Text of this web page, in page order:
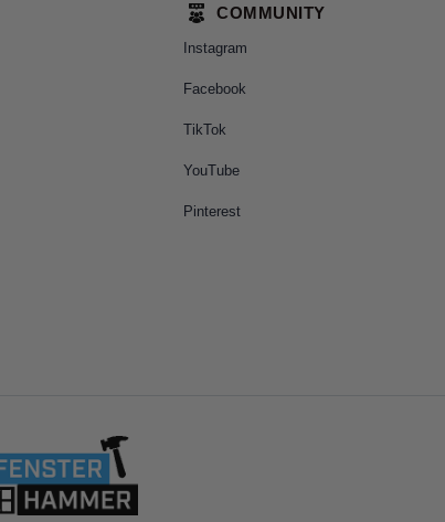
COMMUNITY
Instagram
Facebook
TikTok
YouTube
Pinterest